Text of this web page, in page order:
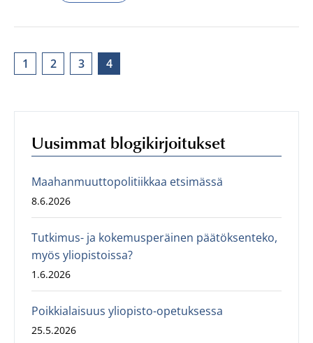
1 2 3 4
Uusimmat blogikirjoitukset
Maahanmuuttopolitiikkaa etsimässä
8.6.2026
Tutkimus- ja kokemusperäinen päätöksenteko,
myös yliopistoissa?
1.6.2026
Poikkialaisuus yliopisto-opetuksessa
25.5.2026